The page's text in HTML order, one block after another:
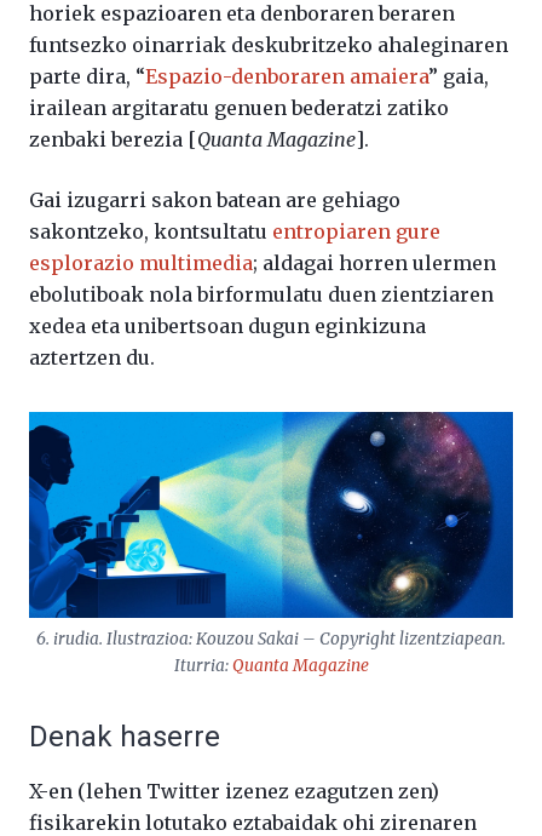
horiek espazioaren eta denboraren beraren
funtsezko oinarriak deskubritzeko ahaleginaren
parte dira, “Espazio-denboraren amaiera” gaia,
irailean argitaratu genuen bederatzi zatiko
zenbaki berezia [Quanta Magazine].
Gai izugarri sakon batean are gehiago
sakontzeko, kontsultatu entropiaren gure
esplorazio multimedia; aldagai horren ulermen
ebolutiboak nola birformulatu duen zientziaren
xedea eta unibertsoan dugun eginkizuna
aztertzen du.
6. irudia. Ilustrazioa: Kouzou Sakai – Copyright lizentziapean.
Iturria:Quanta Magazine
Denak haserre
X-en (lehen Twitter izenez ezagutzen zen)
fisikarekin lotutako eztabaidak ohi zirenaren